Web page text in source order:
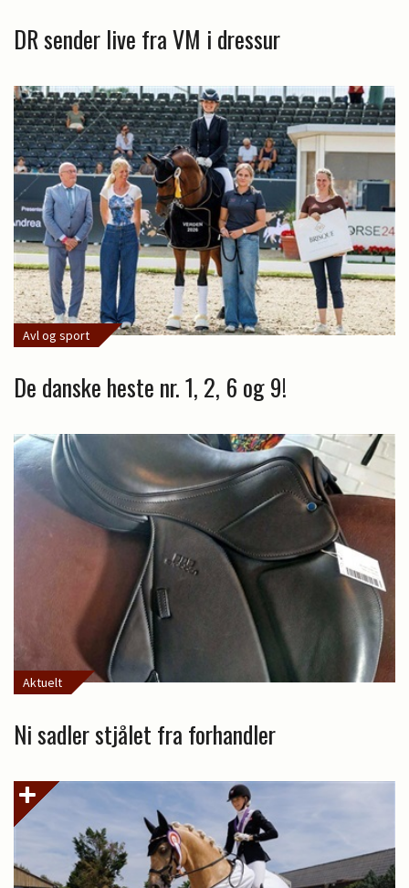
DR sender live fra VM i dressur
Avl og sport
De danske heste nr. 1, 2, 6 og 9!
Aktuelt
Ni sadler stjålet fra forhandler